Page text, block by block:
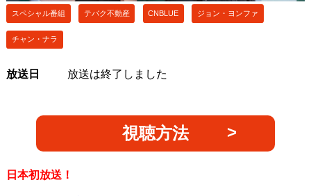
スペシャル番組 テバク不動産 CNBLUE ジョン・ヨンファ
チャン・ナラ
放送日 放送は終了しました
視聴方法
日本初放送！